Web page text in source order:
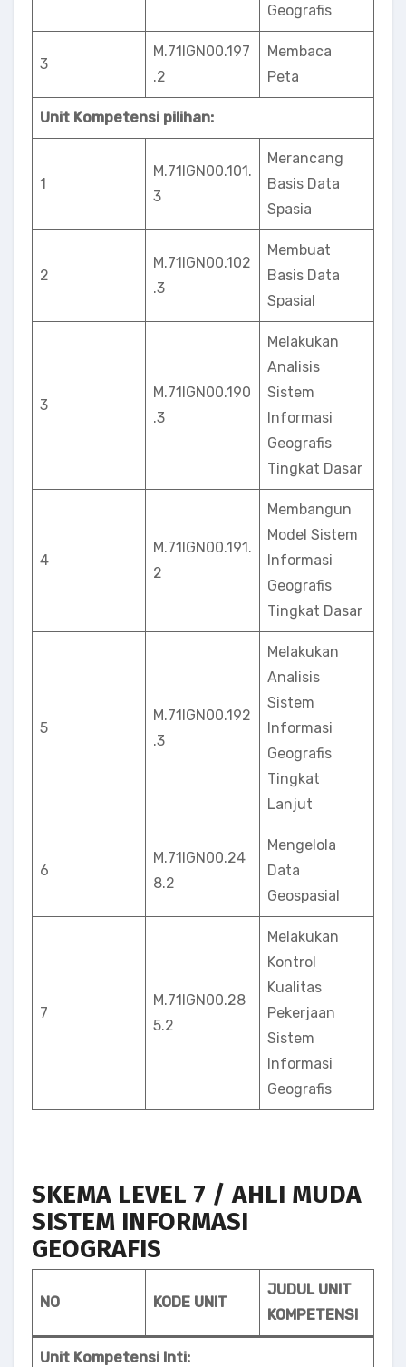
Geografis
3
M.71IGN00.197
.2
Membaca
Peta
Unit Kompetensi pilihan:
1
M.71IGN00.101.
3
Merancang
Basis Data
Spasia
2
M.71IGN00.102
.3
Membuat
Basis Data
Spasial
3
M.71IGN00.190
.3
Melakukan
Analisis
Sistem
Informasi
Geografis
Tingkat Dasar
4
M.71IGN00.191.
2
Membangun
Model Sistem
Informasi
Geografis
Tingkat Dasar
5
M.71IGN00.192
.3
Melakukan
Analisis
Sistem
Informasi
Geografis
Tingkat
Lanjut
6
M.71IGN00.24
8.2
Mengelola
Data
Geospasial
7
M.71IGN00.28
5.2
Melakukan
Kontrol
Kualitas
Pekerjaan
Sistem
Informasi
Geografis
SKEMA LEVEL 7 / AHLI MUDA
SISTEM INFORMASI
GEOGRAFIS
NO KODE UNIT
JUDUL UNIT
KOMPETENSI
Unit Kompetensi Inti: